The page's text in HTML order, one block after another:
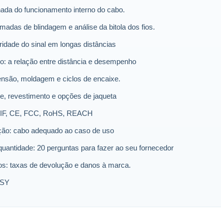
do funcionamento interno do cabo.
de blindagem e análise da bitola dos fios.
do sinal em longas distâncias
a relação entre distância e desempenho
moldagem e ciclos de encaixe.
revestimento e opções de jaqueta
CE, FCC, RoHS, REACH
cabo adequado ao caso de uso
20 perguntas para fazer ao seu fornecedor
taxas de devolução e danos à marca.